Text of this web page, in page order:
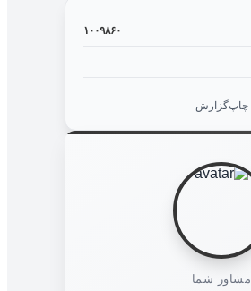
۱۰۰۹۸۶۰
چاپگزارش
مشاور شما